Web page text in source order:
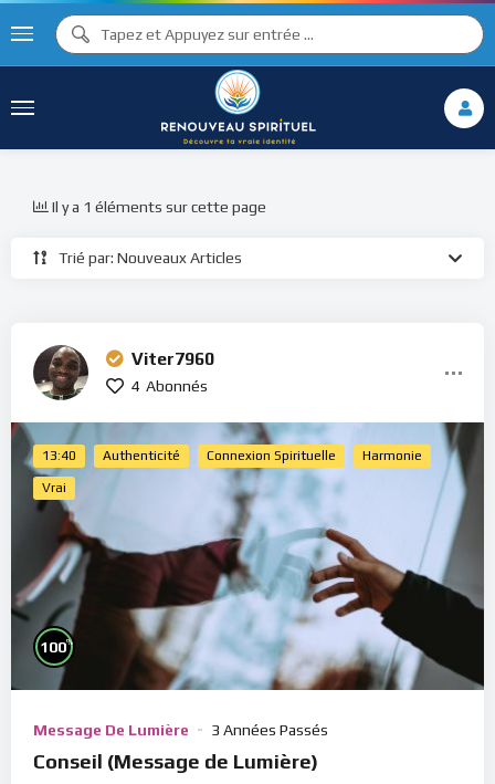
Trié par: Nouveaux Articles
Il y a 1 éléments sur cette page
Viter7960
4 Abonnés
13:40 Authenticité Connexion Spirituelle Harmonie
Vrai
100%
Message De Lumière 3 Années Passés
Conseil (Message de Lumière)